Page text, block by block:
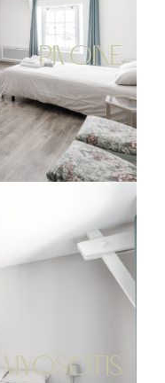
PIVOINE
MYOSOTIS